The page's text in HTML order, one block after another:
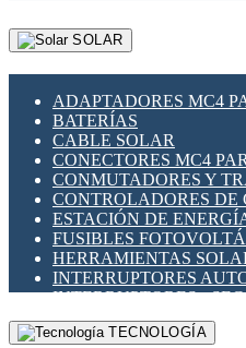
SOLAR
ADAPTADORES MC4
BATERÍAS
CABLE SOLAR
CONECTORES MC4
CONMUTADORES Y
CONTROLADORES DE
ESTACIÓN DE
FUSIBLES
HERRAMIENTAS
INTERRUPTORES
INTERRUPTORES -
FOTOVOLTÁICOS
MONTAJE PANEL
TECNOLOGÍA